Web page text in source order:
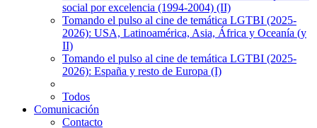
social por excelencia (1994-2004) (II)
Tomando el pulso al cine de temática LGTBI (2025-
2026): USA, Latinoamérica, Asia, África y Oceanía (y
II)
Tomando el pulso al cine de temática LGTBI (2025-
2026): España y resto de Europa (I)
Todos
Comunicación
Contacto